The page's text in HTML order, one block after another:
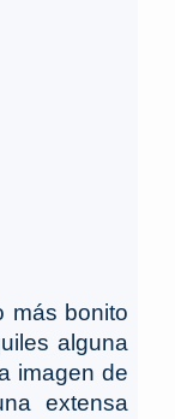
más bonito
alguna
imagen de
extensa